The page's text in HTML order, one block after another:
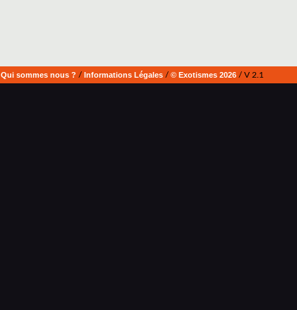
Qui sommes nous ? / Informations Légales/ © Exotismes 2026/ V 2.1